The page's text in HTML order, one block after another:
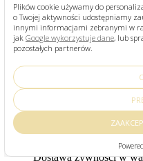
Plików cookie używamy do
o Twojej aktywności udostępniamy
innymi informacjami zebranymi w
jak Google wykorzystuje dane, lub
pozostałych partnerów.
22,00 zł
Ciasto:mąka pszenna,
Farsz:jagody, mąka
10
Przechowywanie:
minuty
Opcje dostawy:
Dostawa żywności w